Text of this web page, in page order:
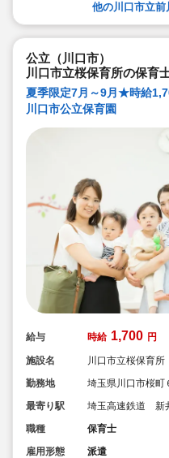
他の川口市立前
公立（川口市）
川口市立桜保育所の保育
夏季限定7月～9月★時給
川口市公立保育園
給与 時給 1,700 円
施設名
川口市立桜保育所
勤務地
埼玉県川口市桜町
最寄り駅
埼玉高速鉄道 新
職種
保育士
雇用形態
派遣